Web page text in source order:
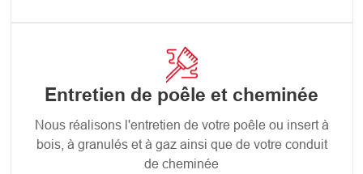
Entretien de poêle et cheminée
Nous réalisons l'entretien de votre poêle ou insert à
bois, à granulés et à gaz ainsi que de votre conduit
de cheminée